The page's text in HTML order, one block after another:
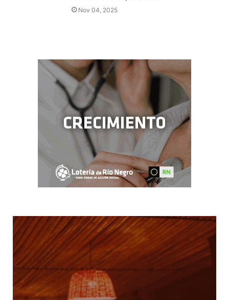
Nov 04, 2025